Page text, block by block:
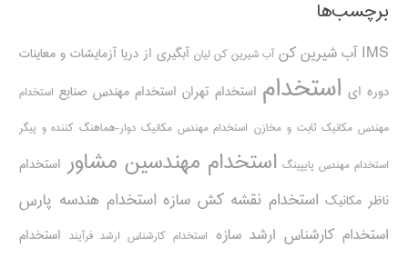
برچسب‌ها
IMS آب شیرین کن آب شیرین کن لیان آبگیری از دریا آزمایشات و معاینات
دوره ای استخدام استخدام تهران استخدام مهندس صنایع استخدام
مهندس مکانیک ثابت و مخازن استخدام مهندس مکانیک دوار-هماهنگ کننده و پیگر
استخدام مهندس پایپینگ استخدام مهندسین مشاور استخدام
ناظر مکانیک استخدام نقشه کش سازه استخدام هندسه پارس
استخدام کارشناس ارشد سازه استخدام کارشناس ارشد فرآیند استخدام